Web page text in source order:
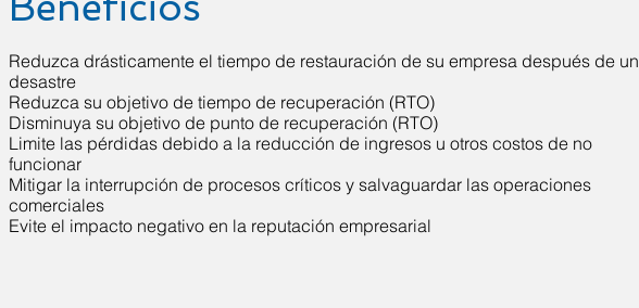
Reduzca drásticamente el tiempo de restauración de su empresa después de un
desastre
Reduzca su objetivo de tiempo de recuperación (RTO)
Disminuya su objetivo de punto de recuperación (RTO)
Limite las pérdidas debido a la reducción de ingresos u otros costos de no
funcionar
Mitigar la interrupción de procesos críticos y salvaguardar las operaciones
comerciales
Evite el impacto negativo en la reputación empresarial